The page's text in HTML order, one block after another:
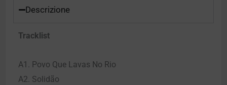
Descrizione
Tracklist
A1. Povo Que Lavas No Rio
A2. Solidão